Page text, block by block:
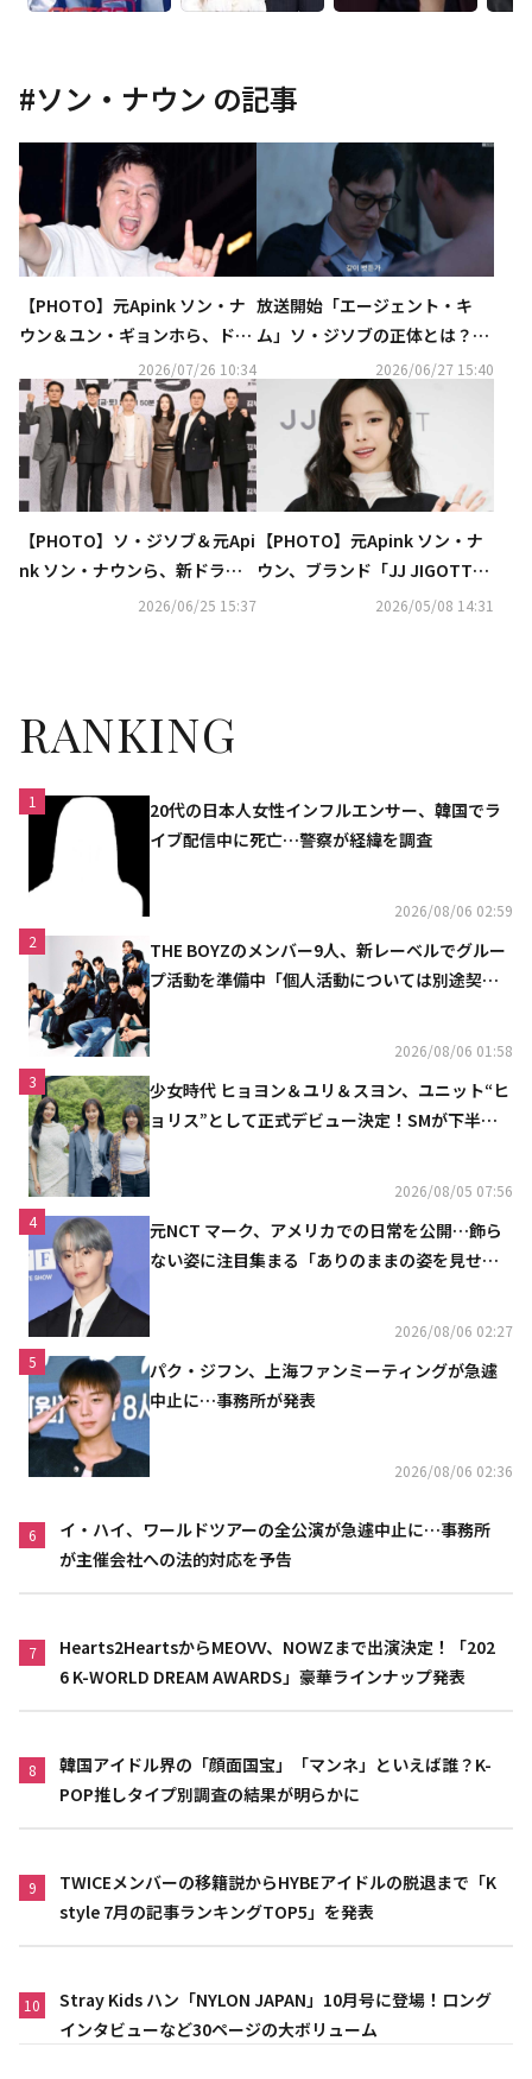
#ソン・ナウン の記事
【PHOTO】元Apink ソン・ナ
ウン＆ユン・ギョンホら、ドラ
マ「エージェント・キム 」最終
回の放送記念パーティーに参加
2026/07/26 10:34
放送開始「エージェント・キ
ム 」ソ・ジソブの正体とは？衝
撃の過去に注目【ネタバレあ
2026/06/27 15:40
【PHOTO】ソ・ジソブ＆元Api
nk ソン・ナウンら、新ドラマ
「エージェント・キム 」制作発
2026/06/25 15:37
【PHOTO】元Apink ソン・ナ
ウン、ブランド「JJ JIGOTT」
のイベントに出席2026/05/08 14:31
RANKING
1
20代の日本人女性インフルエンサー、韓国でラ
イブ配信中に死亡…警察が経緯を調査
2026/08/06 02:59
2
THE BOYZのメンバー9人、新レーベルでグルー
プ活動を準備中「個人活動については別途契約
2026/08/06 01:58
3
少女時代 ヒョヨン＆ユリ＆スヨン、ユニット“ヒ
ョリス”として正式デビュー決定！SMが下半期
2026/08/05 07:56
4
元NCT マーク、アメリカでの日常を公開…飾ら
ない姿に注目集まる「ありのままの姿を見せた
2026/08/06 02:27
5
パク・ジフン、上海ファンミーティングが急遽
中止に…事務所が発表
2026/08/06 02:36
6
イ・ハイ、ワールドツアーの全公演が急遽中止に…事務所
が主催会社への法的対応を予告
7
Hearts2HeartsからMEOVV、NOWZまで出演決定！「202
6 K-WORLD DREAM AWARDS」豪華ラインナップ発表
8
韓国アイドル界の「顔面国宝」「マンネ」といえば誰？K-
POP推しタイプ別調査の結果が明らかに
9
TWICEメンバーの移籍説からHYBEアイドルの脱退まで「K
style 7月の記事ランキングTOP5」を発表
10
Stray Kids ハン「NYLON JAPAN」10月号に登場！ロング
インタビューなど30ページの大ボリューム